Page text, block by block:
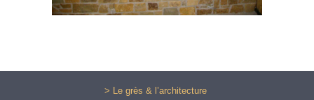
> Le grès & l’architecture